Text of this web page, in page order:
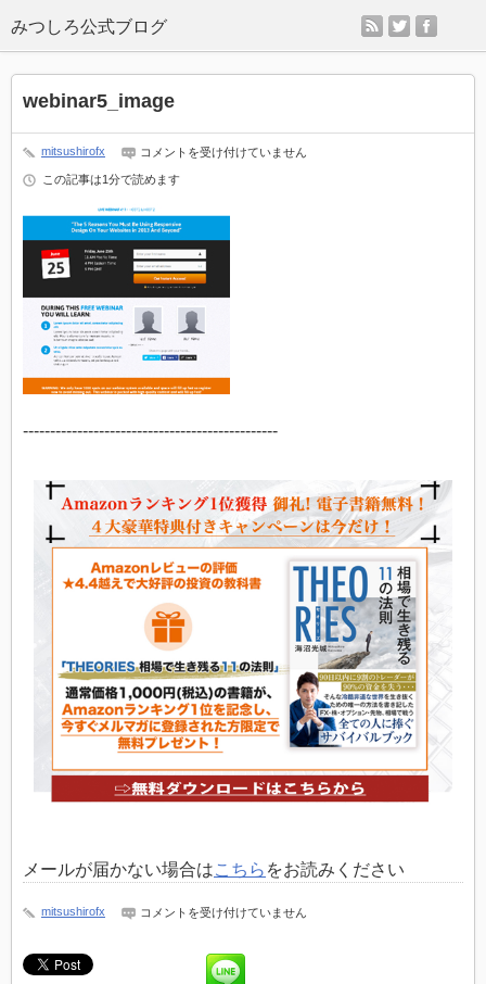
rss twitter
webinar5_image
mitsushirofx
webinar5_image
コメントを受け付けていません
この記事は1分で読めます
-----------------------------------------------
メールが届かない場合はこちら をお読みください
mitsushirofx
webinar5_image
コメントを受け付けていません